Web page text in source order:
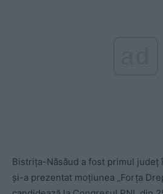
Bistrița-Năsăud a fost primul județ
și-a prezentat moțiunea „Forța